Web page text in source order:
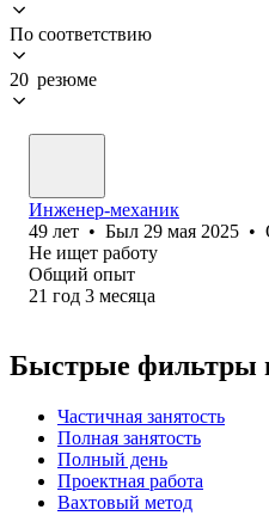
По соответствию
20 резюме
Инженер-механик
49 лет • Был 29 мая 2025 •
Не ищет работу
Общий опыт
21 год 3 месяца
Быстрые фильтры
Частичная занятость
Полная занятость
Полный день
Проектная работа
Вахтовый метод